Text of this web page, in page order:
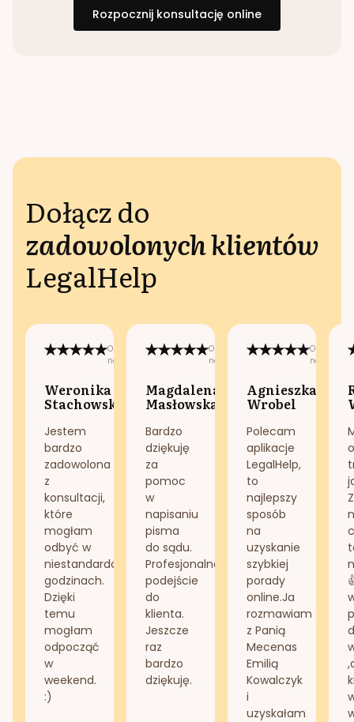
Rozpocznij konsultację online
Dołącz do
zadowolonych klientów
LegalHelp
Opublikowano
na:
Weronika
Stachowska
Jestem
bardzo
zadowolona
z
konsultacji,
które
mogłam
odbyć w
niestandardowych
godzinach.
Dzięki
temu
mogłam
odpocząć
w
weekend.
:)
Opublikowano
na:
Magdalena
Masłowska
Bardzo
dziękuję
za
pomoc
w
napisaniu
pisma
do sądu.
Profesjonalne
podejście
do
klienta.
Jeszcze
raz
bardzo
dziękuję.
na:
Agnieszka
Wrobel
Polecam
aplikacje
LegalHelp,
to
najlepszy
sposób
na
uzyskanie
szybkiej
porady
online.Ja
rozmawiam
z Panią
Mecenas
Emilią
Kowalczyk
i
uzyskałam